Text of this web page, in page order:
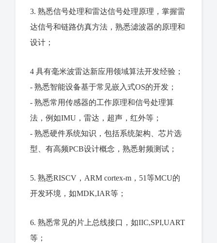
3. 熟悉信号处理和雷达信号处理原理，掌握雷
达信号和链路仿真方法，熟悉滤波器的原理和
设计；
4 具有毫米波雷达新应用领域算法开发经验；
- 熟悉智能设备基于常见嵌入式OS的开发；
- 熟悉常用传感器的工作原理和信号处理算
法，例如IMU，雷达，超声，红外等；
- 熟悉硬件系统知识，包括系统架构、芯片选
型、有高频PCB设计概念，熟悉射频测试；
5. 熟悉RISCV，ARM cortex-m，51等MCU的
开发环境，如MDK,IAR等；
6. 熟悉常见的片上总线接口，如IIC,SPI,UART
等；